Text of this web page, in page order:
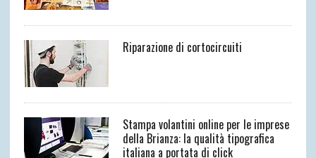
Riparazione di cortocircuiti
Stampa volantini online per le imprese
della Brianza: la qualità tipografica
italiana a portata di click